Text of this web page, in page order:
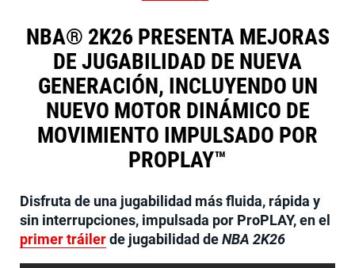
NBA® 2K26 PRESENTA MEJORAS
DE JUGABILIDAD DE NUEVA
GENERACIÓN, INCLUYENDO UN
NUEVO MOTOR DINÁMICO DE
MOVIMIENTO IMPULSADO POR
PROPLAY™
Disfruta de una jugabilidad más fluida, rápida y
sin interrupciones, impulsada por ProPLAY, en el
primer tráilerde jugabilidad deNBA 2K26